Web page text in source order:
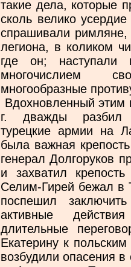
такие дела, которые
сколь велико
спрашивали римляне,
легиона, в коликом
где он;
многочислием
многообразные
Вдохновленный
г. дважды разбил
турецкие армии на
была важная
генерал Долгоруков
и захватил
Селим-Гирей бежал в
поспешил
активные
длительные
Екатерину к
возбудили опасения в